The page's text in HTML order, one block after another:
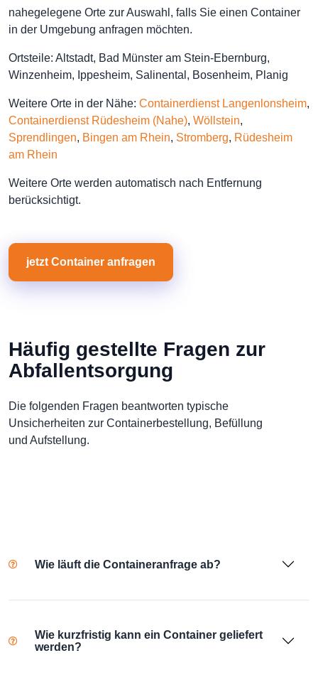
nahegelegene Orte zur Auswahl, falls Sie einen Container
in der Umgebung anfragen möchten.
Ortsteile: Altstadt, Bad Münster am Stein-Ebernburg,
Winzenheim, Ippesheim, Salinental, Bosenheim, Planig
Weitere Orte in der Nähe: Containerdienst Langenlonsheim,
Containerdienst Rüdesheim (Nahe), Wöllstein,
Sprendlingen, Bingen am Rhein, Stromberg, Rüdesheim
am Rhein
Weitere Orte werden automatisch nach Entfernung
berücksichtigt.
jetzt Container anfragen
Häufig gestellte Fragen zur
Abfallentsorgung
Die folgenden Fragen beantworten typische
Unsicherheiten zur Containerbestellung, Befüllung
und Aufstellung.
Wie läuft die Containeranfrage ab?
Wie kurzfristig kann ein Container geliefert
werden?